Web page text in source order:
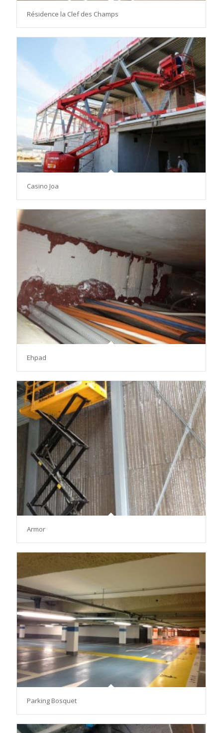
Résidence la Clef des Champs
Casino Joa
Ehpad
Armor
Parking Bosquet